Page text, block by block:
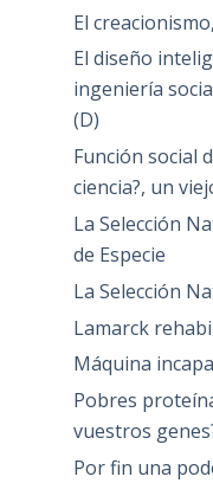
El
El diseño
ingeniería
(D)
Función social
ciencia?, un
La Selección
de Especie
La Selección
Lamarck
Máquina
Pobres
vuestros
Por fin una